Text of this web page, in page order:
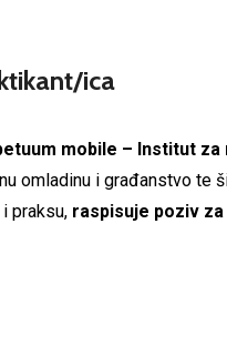
ica
mobile – Institut
omladinu i građanstvo te
praksu, raspisuje poziv